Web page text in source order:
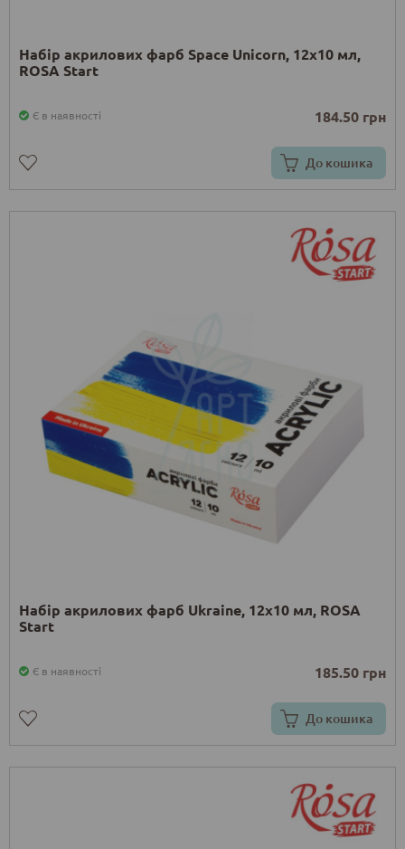
Набір акрилових фарб Space Unicorn, 12x10 мл,
ROSA Start
Є в наявності 184.50 грн
До кошика
Набір акрилових фарб Ukraine, 12x10 мл, ROSA
Start
Є в наявності 185.50 грн
До кошика